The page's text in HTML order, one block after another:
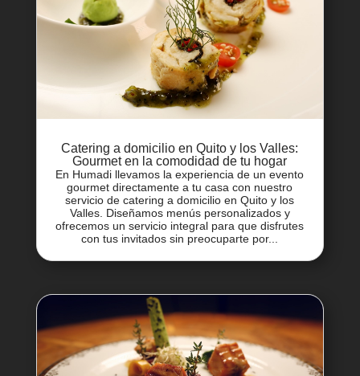
Catering a domicilio en Quito y los Valles:
Gourmet en la comodidad de tu hogar
En Humadi llevamos la experiencia de un evento
gourmet directamente a tu casa con nuestro
servicio de catering a domicilio en Quito y los
Valles. Diseñamos menús personalizados y
ofrecemos un servicio integral para que disfrutes
con tus invitados sin preocuparte por...